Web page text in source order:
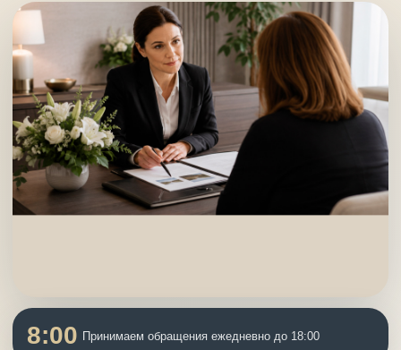
8:00 Принимаем обращения ежедневно до 18:00